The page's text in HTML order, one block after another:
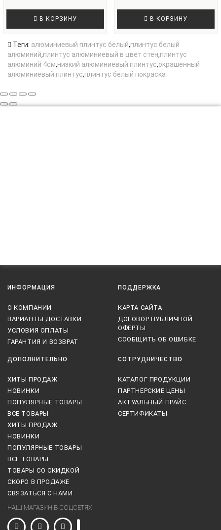
В КОРЗИНУ В КОРЗИНУ
Теги: алюминиевый плинтус белый,плинтус белый
алюминий,плинтус алюминиевый в цвет стен,плинтус
алюминий 4см,низкий алюминиевый плинтус,окрашенный
алюминиевый плинтус,плинтус белый покраска
ИНФОРМАЦИЯ
О КОМПАНИИ
ВАРИАНТЫ ДОСТАВКИ
УСЛОВИЯ ОПЛАТЫ
ГАРАНТИЯ И ВОЗВРАТ
ПОДДЕРЖКА
КАРТА САЙТА
ДОГОВОР ПУБЛИЧНОЙ
ОФЕРТЫ
СООБЩИТЬ ОБ ОШИБКЕ
ДОПОЛНИТЕЛЬНО
ХИТЫ ПРОДАЖ
НОВИНКИ
ПОПУЛЯРНЫЕ ТОВАРЫ
ВСЕ ТОВАРЫ
ХИТЫ ПРОДАЖ
НОВИНКИ
ПОПУЛЯРНЫЕ ТОВАРЫ
ВСЕ ТОВАРЫ
ТОВАРЫ СО СКИДКОЙ
СКОРО В ПРОДАЖЕ
СВЯЗАТЬСЯ С НАМИ
СОТРУДНИЧЕСТВО
КАТАЛОГ ПРОДУКЦИИ
ПАРТНЕРСКИЕ ЦЕНЫ
АКТУАЛЬНЫЙ ПРАЙС
СЕРТИФИКАТЫ
НАШ МАГАЗИН В СОЦСЕТЯХ